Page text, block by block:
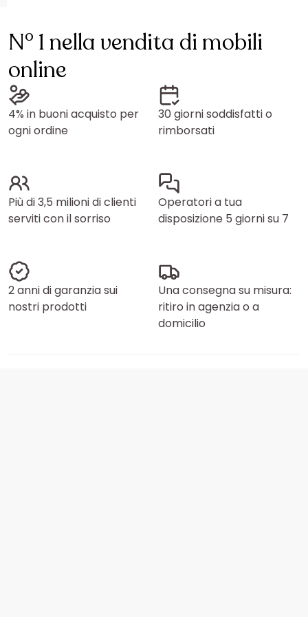
N° 1 nella vendita di mobili
online
4% in buoni acquisto per
ogni ordine
30 giorni soddisfatti o
rimborsati
Più di 3,5 milioni di clienti
serviti con il sorriso
Operatori a tua
disposizione 5 giorni su 7
2 anni di garanzia sui
nostri prodotti
Una consegna su misura:
ritiro in agenzia o a
domicilio